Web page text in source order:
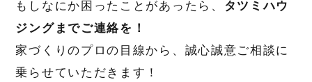
もしなにか困ったことがあったら、 タツミハウ
ジングまでご連絡を！
家づくりのプロの目線から、誠心誠意ご相談に
乗らせていただきます！